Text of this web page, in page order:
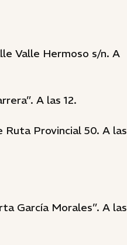
Valle Hermoso s/n. A
A las 12.
Ruta Provincial 50. A las
García Morales”. A las